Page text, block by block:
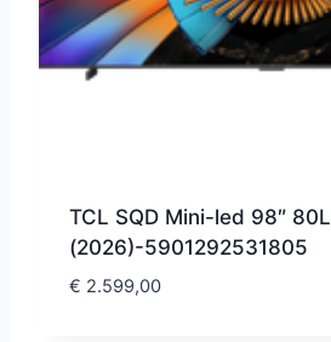
TCL SQD Mini-led 98″ 80L
(2026)-5901292531805
€ 2.599,00